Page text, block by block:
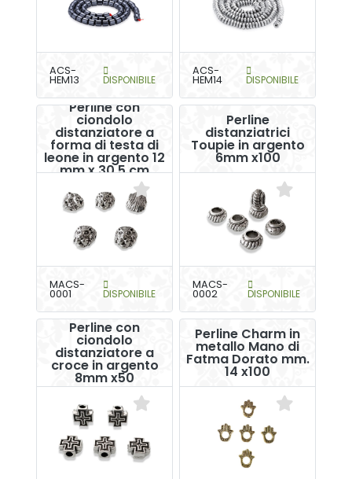
ACS-
HEM13 DISPONIBILE
ACS-
HEM14 DISPONIBILE
Perline con
ciondolo
distanziatore a
forma di testa di
leone in argento 12
mm x 30.5 cm
MACS-
0001 DISPONIBILE
Perline
distanziatrici
Toupie in argento
6mm x100
MACS-
0002 DISPONIBILE
Perline con
ciondolo
distanziatore a
croce in argento
8mm x50
Perline Charm in
metallo Mano di
Fatma Dorato mm.
14 x100